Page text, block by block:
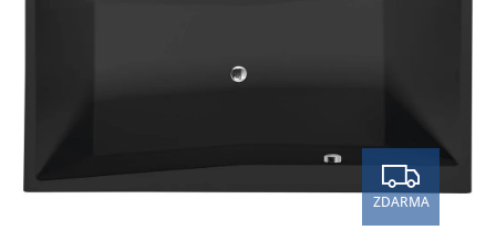
ZDARMA